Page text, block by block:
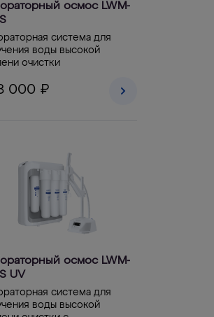
осмос LWM-
система для
воды высокой
очистки
000 ₽
осмос LWM-
UV
система для
воды высокой